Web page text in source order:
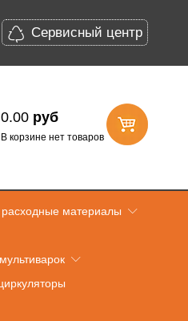
Сервисный центр
0.00 руб
В корзине нет товаров
материалы